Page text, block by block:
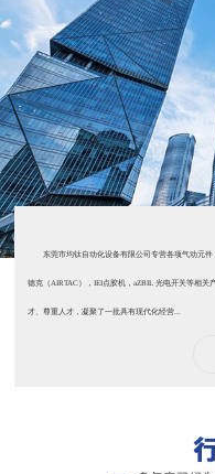
东莞市均钛自动化设备有限公司专营各项气动元件
德克（AIRTAC），IEI点胶机，aZBIL 光电开关等相
才、尊重人才，凝聚了一批具有现代化经营...